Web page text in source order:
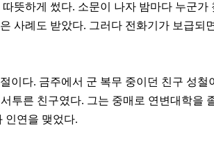
뜻하게 썼다. 소문이 나자 밤마다 누군가
사례도 받았다. 그러다 전화기가 보급되
이다. 금주에서 군 복무 중이던 친구 성철
투른 친구였다. 그는 중매로 연변대학을
인연을 맺었다.